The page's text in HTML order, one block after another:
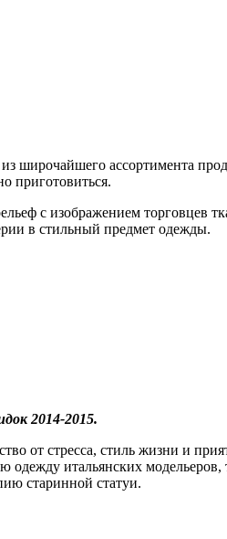
широчайшего ассортимента
приготовиться.
с изображением торговцев
в стильный предмет одежды.
2014-2015.
от стресса, стиль жизни и
итальянских
старинной статуи.